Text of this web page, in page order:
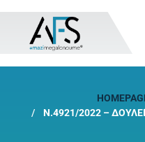
N.4921/2022 –